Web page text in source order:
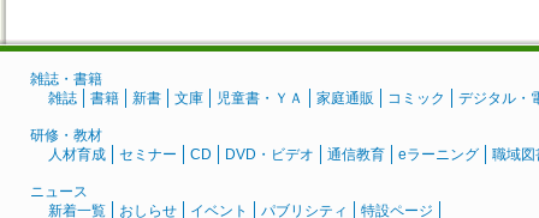
雑誌・書籍
雑誌
書籍 新書 文庫 児童書・ＹＡ 家庭通販 コミック デジタル・
研修・教材
人材育成
セミナー CD DVD・ビデオ 通信教育 eラーニング 職域図
ニュース
新着一覧
おしらせ イベント パブリシティ 特設ページ